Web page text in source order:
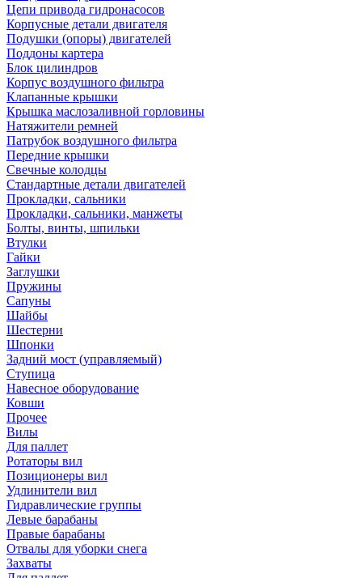
Цепи привода гидронасосов
Корпусные детали двигателя
Подушки (опоры) двигателей
Поддоны картера
Блок цилиндров
Корпус воздушного фильтра
Клапанные крышки
Крышка маслозаливной горловины
Натяжители ремней
Патрубок воздушного фильтра
Передние крышки
Свечные колодцы
Стандартные детали двигателей
Прокладки, сальники
Прокладки, сальники, манжеты
Болты, винты, шпильки
Втулки
Гайки
Заглушки
Пружины
Сапуны
Шайбы
Шестерни
Шпонки
Задний мост (управляемый)
Ступица
Навесное оборудование
Ковши
Прочее
Вилы
Для паллет
Ротаторы вил
Позиционеры вил
Удлинители вил
Гидравлические группы
Левые барабаны
Правые барабаны
Отвалы для уборки снега
Захваты